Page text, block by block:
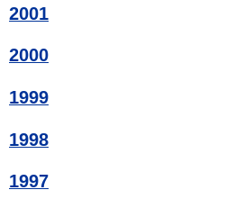
2001
2000
1999
1998
1997